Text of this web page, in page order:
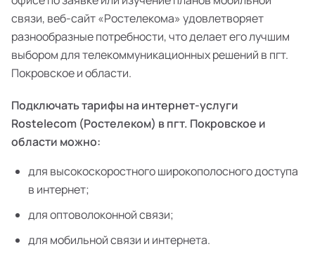
связи, веб-сайт «Ростелекома» удовлетворяет
разнообразные потребности, что делает его лучшим
выбором для телекоммуникационных решений в пгт.
Покровское и области.
Подключать тарифы на интернет-услуги
Rostelecom (Ростелеком) в пгт. Покровское и
области можно:
для высокоскоростного широкополосного доступа
в интернет;
для оптоволоконной связи;
для мобильной связи и интернета.